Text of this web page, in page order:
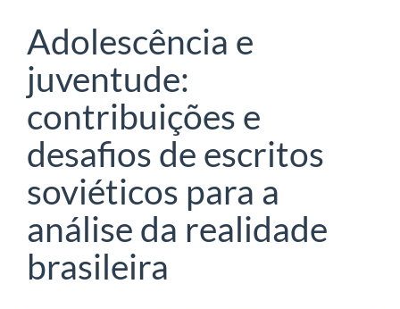
Adolescência e
juventude:
contribuições e
desafios de escritos
soviéticos para a
análise da realidade
brasileira